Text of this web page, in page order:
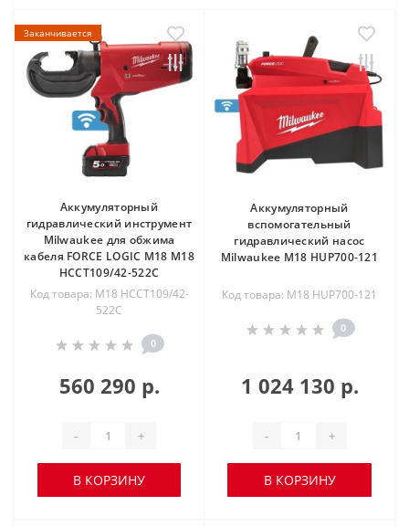
Заканчивается
Аккумуляторный
гидравлический инструмент
Milwaukee для обжима
кабеля FORCE LOGIC M18 M18
HCCT109/42-522C
Код товара: M18 HCCT109/42-
522C
0
560 290 р.
- +
В КОРЗИНУ
Аккумуляторный
вспомогательный
гидравлический насос
Milwaukee M18 HUP700-121
Код товара: M18 HUP700-121
0
1 024 130 р.
- +
В КОРЗИНУ